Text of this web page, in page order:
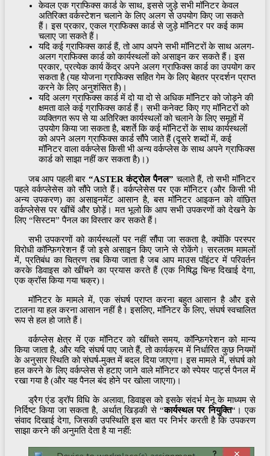
केवल एक ग्राफिक्स कार्ड के साथ, इससे जुड़े सभी मॉनिटर केवल
अतिरिक्त वर्कस्टेशन चलाने के लिए अलग से उपयोग किए जा सकते
हैं। इस प्रकार, एकल ग्राफिक्स कार्ड से जुड़े मॉनिटर पर कई काम
चलाए जा सकते हैं।
यदि कई ग्राफिक्स कार्ड हैं, तो आप अपने सभी मॉनिटरों के साथ अलग-
अलग ग्राफिक्स कार्ड को कार्यस्थलों को असाइन कर सकते हैं। इस
प्रकार, प्रत्येक कार्य केंद्र अपने अलग ग्राफिक्स कार्ड का उपयोग कर
सकता है (यह योजना ग्राफिक्स सहित गेम के लिए बेहतर प्रदर्शन प्राप्त
करने के लिए अनुशंसित है)।
यदि अलग ग्राफिक्स कार्ड में दो या दो से अधिक मॉनिटर को जोड़ने की
क्षमता वाले कई ग्राफिक्स कार्ड हैं। सभी कनेक्ट किए गए मॉनिटरों को
व्यक्तिगत रूप से या अतिरिक्त कार्यस्थलों को चलाने के लिए समूहों में
उपयोग किया जा सकता है, बशर्ते कि कई मॉनिटरों के साथ कार्यस्थलों
को अपने अलग ग्राफिक्स कार्ड सौंपे जाते हैं (दूसरे शब्दों में, कई
मॉनिटर वाला वर्कप्लेस किसी भी अन्य वर्कप्लेस के साथ अपने ग्राफिक्स
कार्ड को साझा नहीं कर सकता है)।)
जब आप पहली बार “ASTER कंट्रोल पैनल” चलाते हैं, तो सभी मॉनिटर
पहले वर्कप्लेसेस को सौंपे जाते हैं। वर्कप्लेसेस पर एक मॉनिटर (और किसी भी
अन्य उपकरण) का असाइनमेंट आसान है, बस मॉनिटर आइकन को वांछित
वर्कप्लेसेस पर खींचें और छोड़ें। मत भूलो कि आप सभी उपकरणों को देखने के
लिए “सिस्टम” पैनल का विस्तार कर सकते हैं।
सभी उपकरणों को कार्यस्थलों पर नहीं सौंपा जा सकता है, क्योंकि परस्पर
विरोधी कॉन्फ़िगरेशन हैं जो इसे असाइन किए जाने से रोकेंगे। सरलतम मामलों
में, प्रतिबंध का चित्रण तब किया जाता है जब आप माउस पॉइंटर में परिवर्तन
करके डिवाइस को खींचने का प्रयास करते हैं (एक निषिद्ध चिन्ह दिखाई देगा,
एक क्रॉस किया गया चक्र)।
मॉनिटर के मामले में, एक संघर्ष प्राप्त करना बहुत आसान है और इसे
टालना या हल करना आसान नहीं है। इसलिए, मॉनिटर के लिए, संघर्ष स्वचालित
रूप से हल हो जाते हैं।
वर्कप्लेस क्षेत्र में एक मॉनिटर को खींचते समय, कॉन्फ़िगरेशन को मान्य
किया जाता है, और यदि संघर्ष पाए जाते हैं, तो कार्यक्रम में निर्धारित कुछ नियमों
के अनुसार स्थिति को संघर्ष-मुक्त में बदल दिया जाएगा। इस मामले में, संघर्ष को
हल करने के लिए वर्कप्लेस से हटाए जाने वाले मॉनिटर को स्पेयर पार्ट्स पैनल में
रखा गया है (और यह पैनल बंद होने पर खोला जाएगा)।
ड्रैग एंड ड्रॉप विधि के अलावा, डिवाइस को इसके संदर्भ मेनू के माध्यम से
निर्दिष्ट किया जा सकता है, अर्थात् खिड़की से “कार्यस्थल पर नियुक्ति“। एक
संवाद दिखाई देगा, जिसकी उपस्थिति इस बात पर निर्भर करती है कि उपकरण
साझा करने की अनुमति देता है या नहीं: